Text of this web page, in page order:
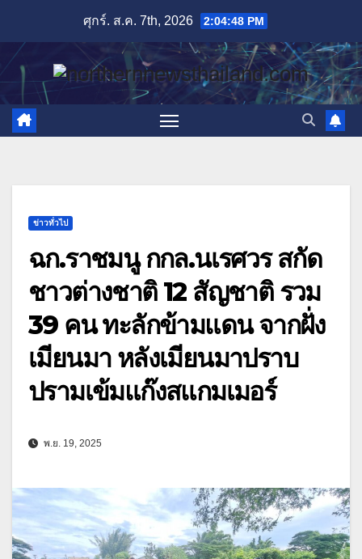
content
ศุกร์. ส.ค. 7th, 2026 2:04:49 PM
ข่าวทั่วไป
ฉก.ราชมนู กกล.นเรศวร สกัด
ชาวต่างชาติ 12 สัญชาติ รวม
39 คน ทะลักข้ามแดน จากฝั่ง
เมียนมา หลังเมียนมาปราบ
ปรามเข้มแก๊งสแกมเมอร์
พ.ย. 19, 2025